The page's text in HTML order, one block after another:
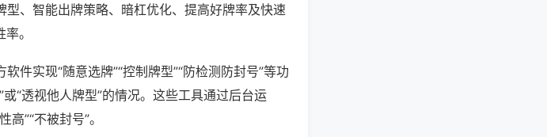
、智能出牌策略、暗杠优化、提高好牌率及快速
。
件实现“随意选牌”“控制牌型”“防检测防封号”等功
“透视他人牌型”的情况。这些工具通过后台运
”“不被封号”。